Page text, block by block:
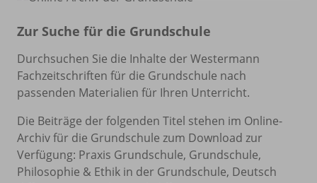
Zur Suche für die Grundschule
Durchsuchen Sie die Inhalte der Westermann
Fachzeitschriften für die Grundschule nach
passenden Materialien für Ihren Unterricht.
Die Beiträge der folgenden Titel stehen im Online-
Archiv für die Grundschule zum Download zur
Verfügung: Praxis Grundschule, Grundschule,
Philosophie & Ethik in der Grundschule, Deutsch